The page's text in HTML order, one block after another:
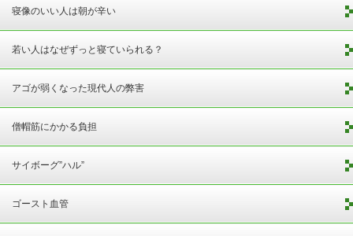
寝像のいい人は朝が辛い
若い人はなぜずっと寝ていられる？
アゴが弱くなった現代人の弊害
僧帽筋にかかる負担
サイボーグ”ハル”
ゴースト血管